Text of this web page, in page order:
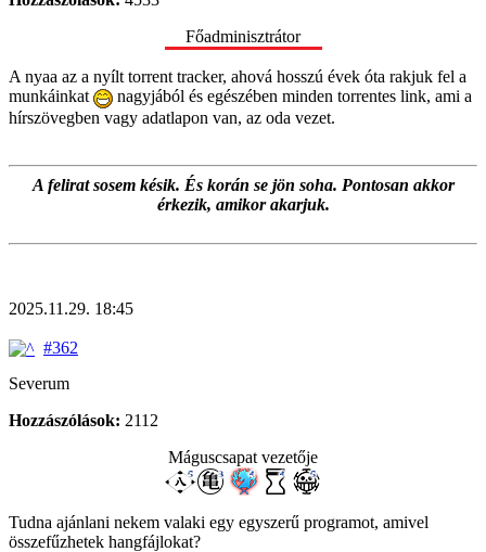
Főadminisztrátor
A nyaa az a nyílt torrent tracker, ahová hosszú évek óta rakjuk fel a
munkáinkat
nagyjából és egészében minden torrentes link, ami a
hírszövegben vagy adatlapon van, az oda vezet.
A felirat sosem késik. És korán se jön soha. Pontosan akkor
érkezik, amikor akarjuk.
2025.11.29. 18:45
#362
Severum
Hozzászólások: 2112
Máguscsapat vezetője
Tudna ajánlani nekem valaki egy egyszerű programot, amivel
összefűzhetek hangfájlokat?